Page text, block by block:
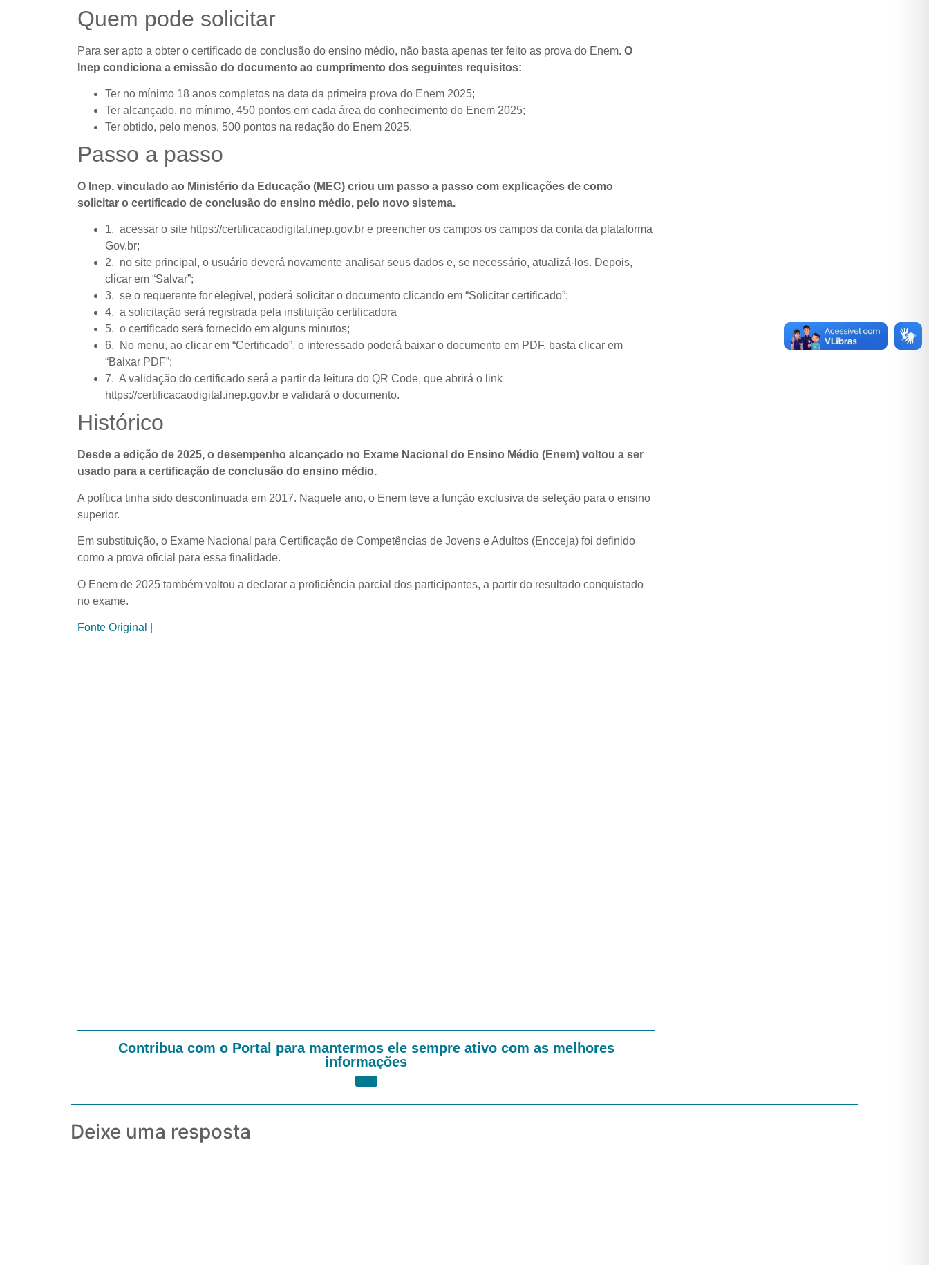
Quem pode solicitar
Para ser apto a obter o certificado de conclusão do ensino médio, não basta apenas ter feito as prova do Enem. O
Inep condiciona a emissão do documento ao cumprimento dos seguintes requisitos:
Ter no mínimo 18 anos completos na data da primeira prova do Enem 2025;
Ter alcançado, no mínimo, 450 pontos em cada área do conhecimento do Enem 2025;
Ter obtido, pelo menos, 500 pontos na redação do Enem 2025.
Passo a passo
O Inep, vinculado ao Ministério da Educação (MEC) criou um passo a passo com explicações de como
solicitar o certificado de conclusão do ensino médio, pelo novo sistema.
1. acessar o site https://certificacaodigital.inep.gov.br e preencher os campos os campos da conta da plataforma
Gov.br;
2. no site principal, o usuário deverá novamente analisar seus dados e, se necessário, atualizá-los. Depois,
clicar em “Salvar”;
3. se o requerente for elegível, poderá solicitar o documento clicando em “Solicitar certificado”;
4. a solicitação será registrada pela instituição certificadora
5. o certificado será fornecido em alguns minutos;
6. No menu, ao clicar em “Certificado”, o interessado poderá baixar o documento em PDF, basta clicar em
“Baixar PDF”;
7. A validação do certificado será a partir da leitura do QR Code, que abrirá o link
https://certificacaodigital.inep.gov.br e validará o documento.
Histórico
Desde a edição de 2025, o desempenho alcançado no Exame Nacional do Ensino Médio (Enem) voltou a ser
usado para a certificação de conclusão do ensino médio.
A política tinha sido descontinuada em 2017. Naquele ano, o Enem teve a função exclusiva de seleção para o ensino
superior.
Em substituição, o Exame Nacional para Certificação de Competências de Jovens e Adultos (Encceja) foi definido
como a prova oficial para essa finalidade.
O Enem de 2025 também voltou a declarar a proficiência parcial dos participantes, a partir do resultado conquistado
no exame.
Fonte Original |
Contribua com o Portal para mantermos ele sempre ativo com as melhores
informações
Deixe uma resposta